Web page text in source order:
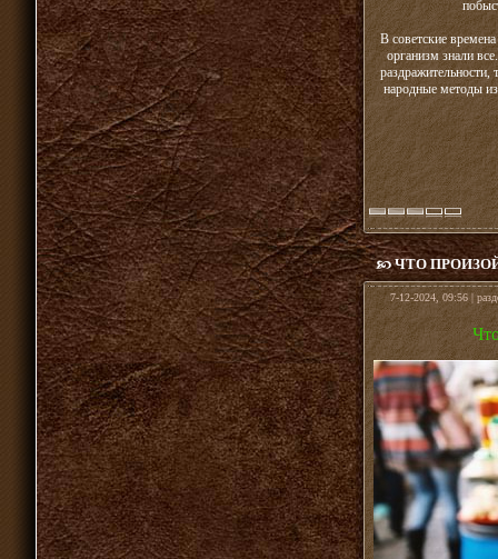
В советские
организм знали
народные методы
ЧТО
7-12-2024, 09:56 |